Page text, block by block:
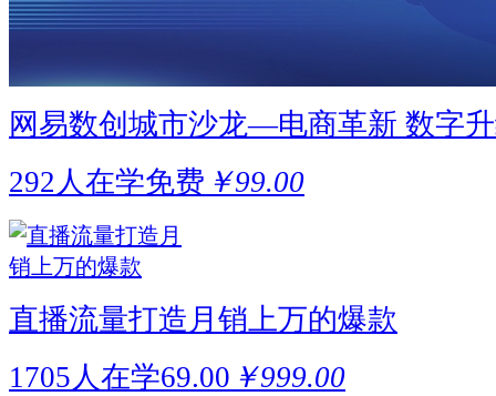
网易数创城市沙龙—电商革新 数字
292人在学免费 ￥99.00
直播流量打造月销上万的爆款
1705人在学69.00 ￥999.00